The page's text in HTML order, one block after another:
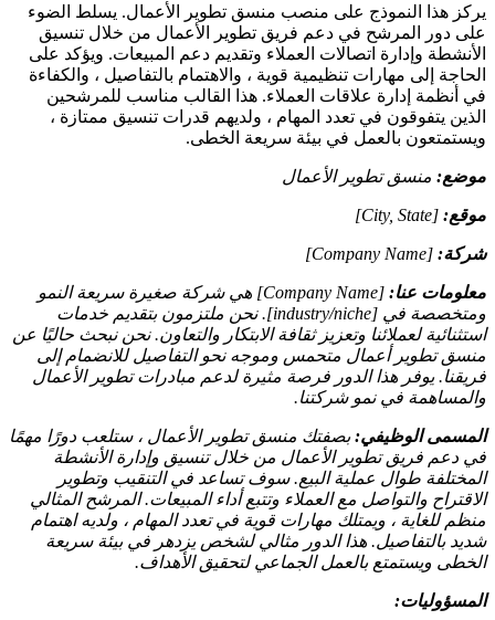
يركز هذا النموذج على منصب منسق تطوير الأعمال. يسلط الضوء
على دور المرشح في دعم فريق تطوير الأعمال من خلال تنسيق
الأنشطة وإدارة اتصالات العملاء وتقديم دعم المبيعات. ويؤكد على
الحاجة إلى مهارات تنظيمية قوية ، والاهتمام بالتفاصيل ، والكفاءة
في أنظمة إدارة علاقات العملاء. هذا القالب مناسب للمرشحين
الذين يتفوقون في تعدد المهام ، ولديهم قدرات تنسيق ممتازة ،
ويستمتعون بالعمل في بيئة سريعة الخطى.
موضع: منسق تطوير الأعمال
موقع: [City, State]
شركة: [Company Name]
معلومات عنا:
[Company Name] هي شركة صغيرة سريعة النمو
ومتخصصة في [industry/niche]. نحن ملتزمون بتقديم خدمات
استثنائية لعملائنا وتعزيز ثقافة الابتكار والتعاون. نحن نبحث حاليًا عن
منسق تطوير أعمال متحمس وموجه نحو التفاصيل للانضمام إلى
فريقنا. يوفر هذا الدور فرصة مثيرة لدعم مبادرات تطوير الأعمال
والمساهمة في نمو شركتنا.
المسمى الوظيفي:بصفتك منسق تطوير الأعمال ، ستلعب دورًا مهمًا
في دعم فريق تطوير الأعمال من خلال تنسيق وإدارة الأنشطة
المختلفة طوال عملية البيع. سوف تساعد في التنقيب وتطوير
الاقتراح والتواصل مع العملاء وتتبع أداء المبيعات. المرشح المثالي
منظم للغاية ، ويمتلك مهارات قوية في تعدد المهام ، ولديه اهتمام
شديد بالتفاصيل. هذا الدور مثالي لشخص يزدهر في بيئة سريعة
الخطى ويستمتع بالعمل الجماعي لتحقيق الأهداف.
المسؤوليات: